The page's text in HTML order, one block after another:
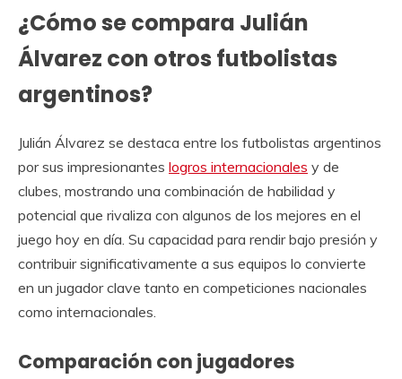
¿Cómo se compara Julián
Álvarez con otros futbolistas
argentinos?
Julián Álvarez se destaca entre los futbolistas argentinos
por sus impresionantes logros internacionales y de
clubes, mostrando una combinación de habilidad y
potencial que rivaliza con algunos de los mejores en el
juego hoy en día. Su capacidad para rendir bajo presión y
contribuir significativamente a sus equipos lo convierte
en un jugador clave tanto en competiciones nacionales
como internacionales.
Comparación con jugadores